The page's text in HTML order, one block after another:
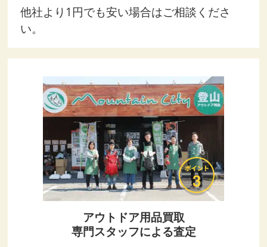
他社より1円でも安い場合はご相談くださ
い。
アウトドア用品買取
専門スタッフによる査定